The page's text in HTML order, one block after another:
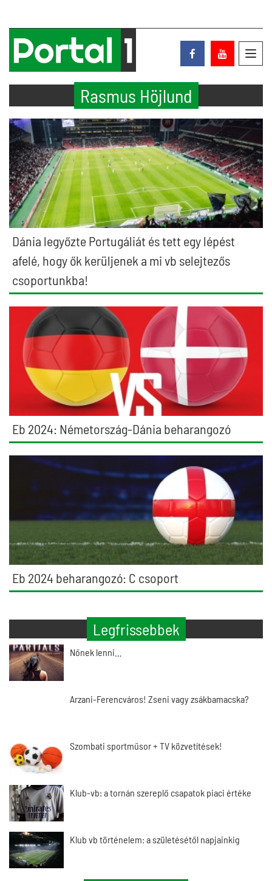
Rasmus Höjlund
Dánia legyőzte Portugáliát és tett egy lépést
afelé, hogy ők kerüljenek a mi vb selejtezős
csoportunkba!
Eb 2024: Németország-Dánia beharangozó
Eb 2024 beharangozó: C csoport
Legfrissebbek
Nőnek lenni…
Arzani-Ferencváros! Zseni vagy zsákbamacska?
Szombati sportműsor + TV közvetítések!
Klub-vb: a tornán szereplő csapatok piaci értéke
Klub vb történelem: a születésétől napjainkig